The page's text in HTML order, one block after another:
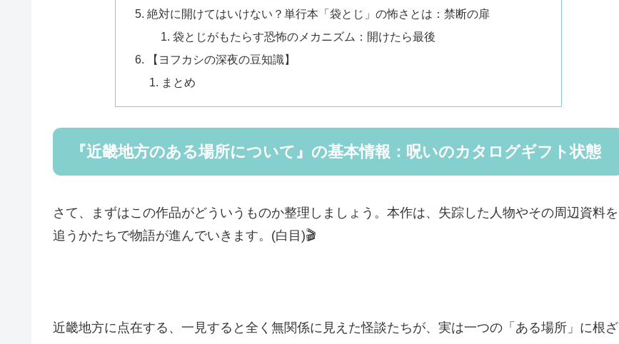
絶対に開けてはいけない？単行本「袋とじ」の怖さとは：禁断の扉
袋とじがもたらす恐怖のメカニズム：開けたら最後
【ヨフカシの深夜の豆知識】
まとめ
『近畿地方のある場所について』の基本情報：呪いのカタログギフト状態
さて、まずはこの作品がどういうものか整理しましょう。本作は、失踪した人物やその周辺資料を
追うかたちで物語が進んでいきます。(白目)🎬
近畿地方に点在する、一見すると全く無関係に見えた怪談たちが、実は一つの「ある場所」に根ざ